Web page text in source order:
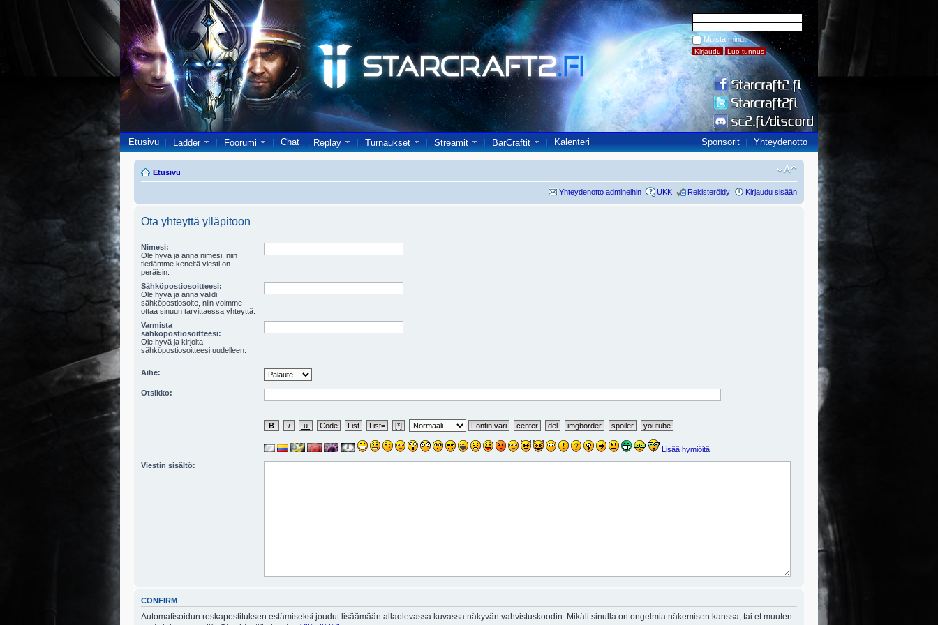
Muista minut
Etusivu Ladder Foorumi Chat Replay Turnaukset Streamit BarCraftit Kalenteri Sponsorit Yhteydenotto
Etusivu
Yhteydenotto admineihin UKK Rekisteröidy Kirjaudu sisään
Ota yhteyttä ylläpitoon
Nimesi:
Ole hyvä ja anna nimesi, niin
tiedämme keneltä viesti on
peräisin.
Sähköpostiosoitteesi:
Ole hyvä ja anna validi
sähköpostiosoite, niin voimme
ottaa sinuun tarvittaessa yhteyttä.
Varmista
sähköpostiosoitteesi:
Ole hyvä ja kirjoita
sähköpostiosoitteesi uudelleen.
Aihe:
Otsikko:
Lisää hymiöitä
Viestin sisältö:
CONFIRM
Automatisoidun roskapostituksen estämiseksi joudut lisäämään allaolevassa kuvassa näkyvän vahvistuskoodin. Mikäli sinulla on ongelmia näkemisen kanssa, tai et muuten